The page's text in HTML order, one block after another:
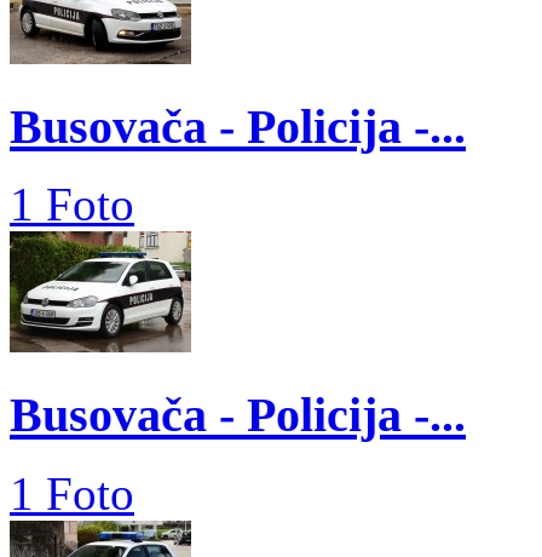
Busovača - Policija -...
1 Foto
Busovača - Policija -...
1 Foto